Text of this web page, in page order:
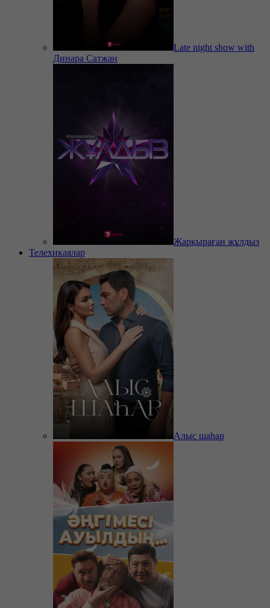
Late night show with
Динара Сатжан
Жарқыраған жұлдыз
Телехикаялар
Алыс шаһар